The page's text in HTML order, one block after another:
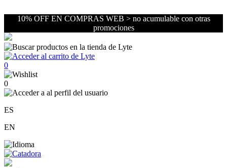
10% OFF EN COMPRAS WEB > no acumulable con otras
promociones
0
0
ES
EN